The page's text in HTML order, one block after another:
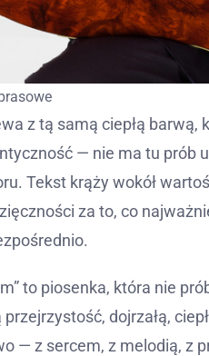
z tą samą ciepłą barwą,
— nie ma tu prób
Tekst krąży wokół
za to, co
to piosenka, która nie
dojrzałą,
— z sercem, z melodią, z